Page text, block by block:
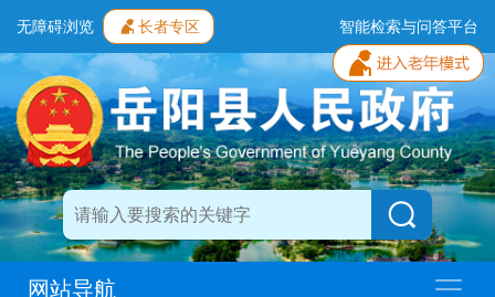
无障碍浏览 长者专区 智能检索与问答平台
网站导航